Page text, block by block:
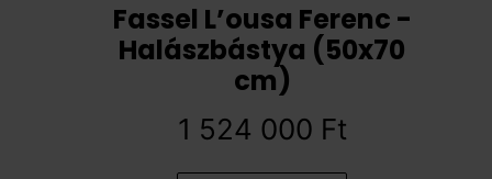
Fassel L’ousa Ferenc -
Halászbástya (50x70
cm)
1 524 000 Ft